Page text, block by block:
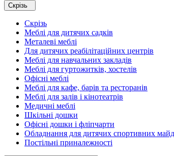
Скрізь
Скрізь
Меблі для дитячих садків
Металеві меблі
Для дитячих реабілітаційних центрів
Меблі для навчальних закладів
Меблі для гуртожитків, хостелів
Офісні меблі
Меблі для кафе, барів та ресторанів
Меблі для залів і кінотеатрів
Медичні меблі
Шкільні дошки
Офісні дошки і фліпчарти
Обладнання для дитячих спортивних
Постільні приналежності